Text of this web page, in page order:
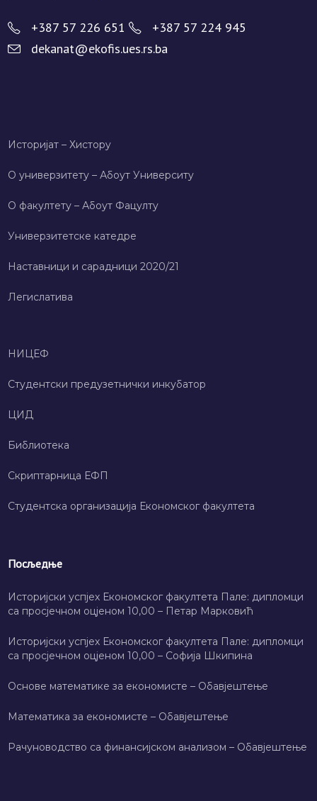
+387 57 226 651
+387 57 224 945
dekanat@ekofis.ues.rs.ba
Историјат – Хисторy
О универзитету – Абоут Университy
О факултету – Абоут Фацултy
Универзитетске катедре
Наставници и сарадници 2020/21
Легислатива
НИЦЕФ
Студентски предузетнички инкубатор
ЦИД
Библиотека
Скриптарница ЕФП
Студентска организација Економског факултета
Посљедње
Историјски успјех Економског факултета Пале: дипломци
са просјечном оцјеном 10,00 – Петар Марковић
Историјски успјех Економског факултета Пале: дипломци
са просјечном оцјеном 10,00 – Софија Шкипина
Основе математике за економисте – Обавјештење
Математика за економисте – Обавјештење
Рачуноводство са финансијском анализом – Обавјештење